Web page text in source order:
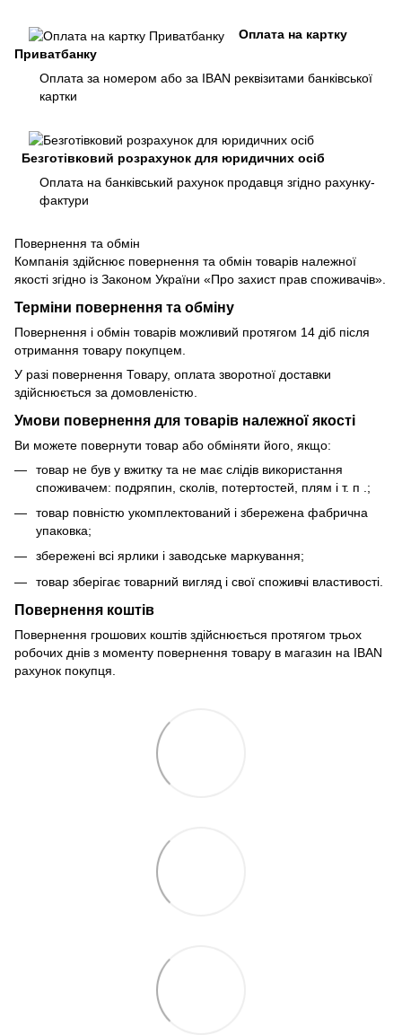
Оплата на картку
Приватбанку
Оплата за номером або за IBAN реквізитами банківської
картки
Безготівковий розрахунок для юридичних осіб
Оплата на банківський рахунок продавця згідно рахунку-
фактури
Повернення та обмін
Компанія здійснює повернення та обмін товарів належної
якості згідно із Законом України «Про захист прав споживачів».
Терміни повернення та обміну
Повернення і обмін товарів можливий протягом 14 діб після
отримання товару покупцем.
У разі повернення Товару, оплата зворотної доставки
здійснюється за домовленістю.
Умови повернення для товарів належної якості
Ви можете повернути товар або обміняти його, якщо:
товар не був у вжитку та не має слідів використання
споживачем: подряпин, сколів, потертостей, плям і т. п .;
товар повністю укомплектований і збережена фабрична
упаковка;
збережені всі ярлики і заводське маркування;
товар зберігає товарний вигляд і свої споживчі властивості.
Повернення коштів
Повернення грошових коштів здійснюється протягом трьох
робочих днів з моменту повернення товару в магазин на IBAN
рахунок покупця.